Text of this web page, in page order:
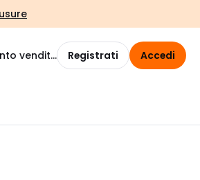
vendita Registrati Accedi